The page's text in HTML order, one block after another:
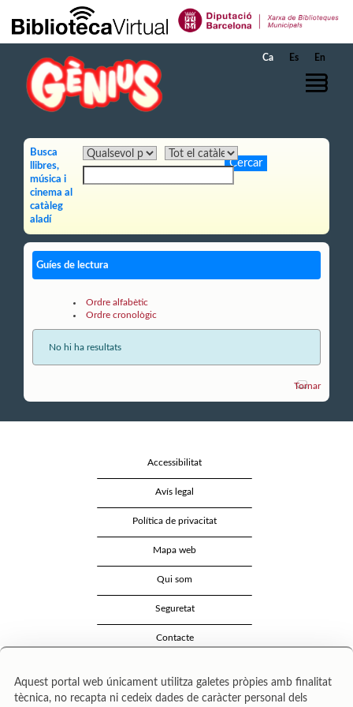
Salta al contingut principal
Ca Es En
Busca
llibres,
música i
cinema al
catàleg
aladí
Guíes de lectura
Ordre alfabètic
Ordre cronològic
No hi ha resultats
Tornar
Accessibilitat
Avís legal
Política de privacitat
Mapa web
Qui som
Seguretat
Contacte
Aquest portal web únicament utilitza galetes pròpies amb finalitat
tècnica, no recapta ni cedeix dades de caràcter personal dels